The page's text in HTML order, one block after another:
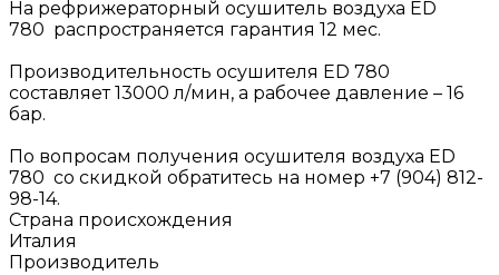
На рефрижераторный осушитель воздуха ED
780 распространяется гарантия 12 мес.
Производительность осушителя ED 780
составляет 13000 л/мин, а рабочее давление – 16
бар.
По вопросам получения осушителя воздуха ED
780 со скидкой обратитесь на номер +7 (904) 812-
98-14.
Страна происхождения
Италия
Производитель